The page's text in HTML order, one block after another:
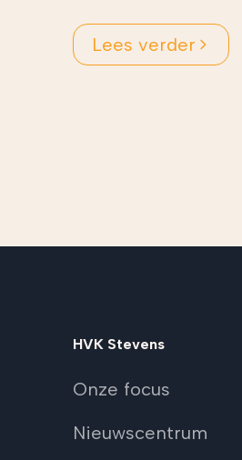
Lees verder
HVK Stevens
Onze focus
Nieuwscentrum